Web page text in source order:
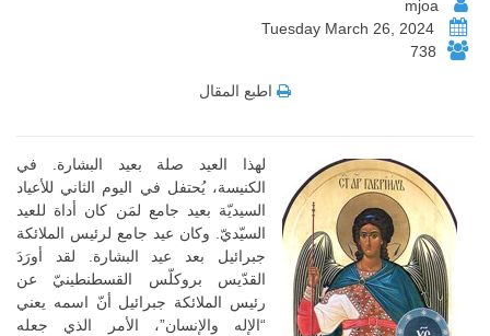
738
اطبع المقال
لهذا العيد صلة بعيد البشارة. في
الكنيسة، يُحتفل في اليوم الثاني للأعياد
السيديّة بعيد جامع لمَن كان أداة للعيد
السيّديّ. وكان عيد جامع لرئيس الملائكة
جبرائيل بعد عيد البشارة. لقد أورَدَ
القدّيس بروكلّس القسطنطينيّ عن
رئيس الملائكة جبرائيل أنّ اسمه يعني
“الإله والإنسان”، الأمر الذي جعله